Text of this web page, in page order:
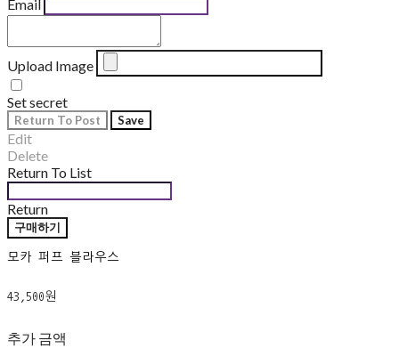
Email
Upload Image
Set secret
Return To Post Save
Edit
Delete
Return To List
Return
구매하기
모카 퍼프 블라우스
43,500원
추가 금액